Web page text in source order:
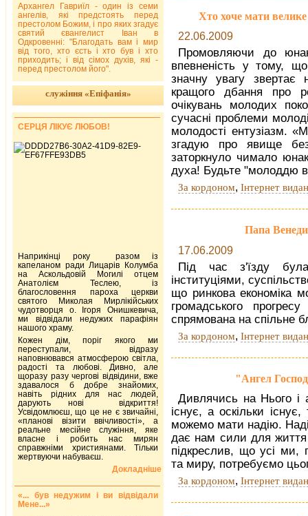
Хто хоче мати
22.06.2009
Промовляючи до
впевненість у тому,
значну увагу
кращого дбання про
очікувань молодих
сучасні проблеми
молодості ентузіазм.
згадую про явище
заторкнуло чимало
духа! Будьте "молоддю
За кордоном, Інтернет
Папа
17.06.2009
Під час з'їзду була
інституціями,
що ринкова економіка
громадського
спрямована на спільне
За кордоном, Інтернет
"Ангел
Дивлячись на Нього
існує, а оскільки
можемо мати надію.
дає нам сили для життя
підкреслив, що усі ми,
та миру, потребуємо
За кордоном, Інтернет
Архангел Гавриїл - один із семи
ангелів, які предстоять перед
престолом Божим, і про яких згадує
святий євангелист Іван в
Одкровенні: "Благодать вам і мир
від того, хто єсть і хто був і хто
приходить; і від сімох духів, які -
перед престолом його".
служіння «Епіфанія»
СЕРЦЯ ЛІКУЄ ЛЮБОВ!
Наприкінці року разом із
капеланом ради Лицарів Колумба
на Аскольдовій Могилі отцем
Анатолієм Теслею, із
благословення пароха церкви
святого Миколая Мирлікійських
чудотворця о. Ігоря Онишкевича,
ми відвідали недужих парафіян
нашого храму.
Кожен дім, поріг якого ми
переступали, відразу
наповнювався атмосферою світла,
радості та любові. Дивно, але
щоразу разу чергові відвідини, вже
здавалося б добре знайомих,
навіть рідних для нас людей,
дарують нові відкриття!
Усвідомлюєш, що це не є звичайні,
«планові візити ввічливості», а
реальне месійне служіння, яке
власне і робить нас мирян
справжніми християнами. Тільки
жертвуючи набуваєш.
Докладніше
«... був недужим і ви відвідали
Мене...»